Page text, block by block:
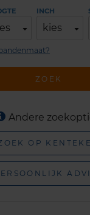
INCH
kies
ZOEK
Andere
OP